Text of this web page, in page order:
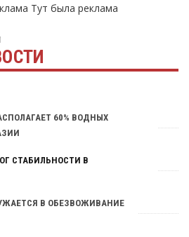
Тут была реклама
60% ВОДНЫХ
СТАБИЛЬНОСТИ В
В ОБЕЗВОЖИВАНИЕ